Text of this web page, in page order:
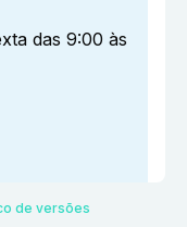
das 9:00 às
de versões